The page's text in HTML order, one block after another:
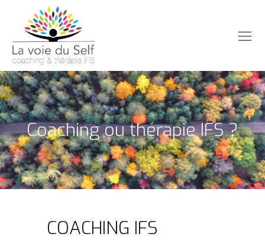
Coaching ou thérapie IFS ?
COACHING IFS